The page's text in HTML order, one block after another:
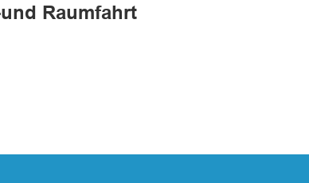
Raumfahrt